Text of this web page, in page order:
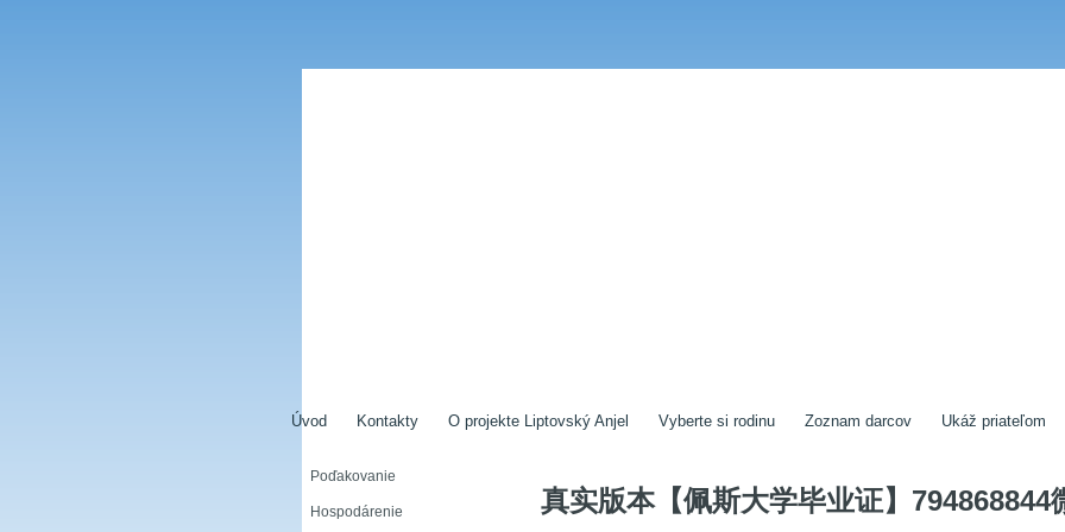
Úvod Kontakty O projekte Liptovský Anjel Vyberte si rodinu Zoznam darcov Ukáž priateľom
Poďakovanie
Hospodárenie 真实版本【佩斯大学毕业证】794868844